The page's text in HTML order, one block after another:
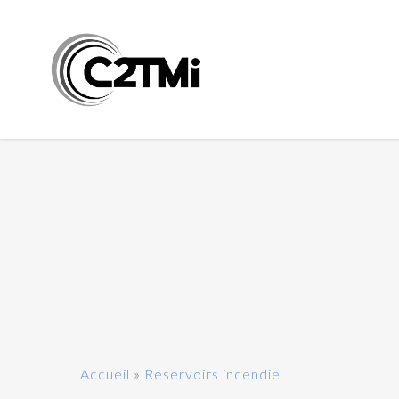
Accueil » Réservoirs incendie